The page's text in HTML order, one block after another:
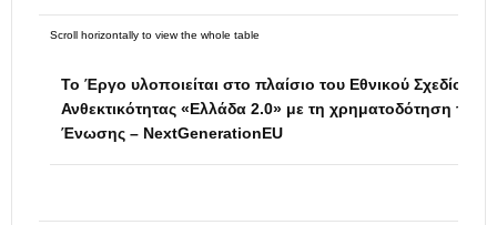
Το Έργο υλοποιείται στο πλαίσιο του Εθνικού Σχεδίου
Ανθεκτικότητας «Ελλάδα 2.0» με τη χρηματοδότηση της
Ένωσης – NextGenerationEU